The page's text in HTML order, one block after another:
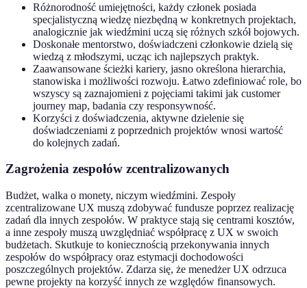
Różnorodność umiejętności, każdy członek posiada
specjalistyczną wiedzę niezbędną w konkretnych projektach,
analogicznie jak wiedźmini uczą się różnych szkół bojowych.
Doskonałe mentorstwo, doświadczeni członkowie dzielą się
wiedzą z młodszymi, ucząc ich najlepszych praktyk.
Zaawansowane ścieżki kariery, jasno określona hierarchia,
stanowiska i możliwości rozwoju. Łatwo zdefiniować role, bo
wszyscy są zaznajomieni z pojęciami takimi jak customer
journey map, badania czy responsywność.
Korzyści z doświadczenia, aktywne dzielenie się
doświadczeniami z poprzednich projektów wnosi wartość
do kolejnych zadań.
Zagrożenia zespołów zcentralizowanych
Budżet, walka o monety, niczym wiedźmini. Zespoły
zcentralizowane UX muszą zdobywać fundusze poprzez realizację
zadań dla innych zespołów. W praktyce stają się centrami kosztów,
a inne zespoły muszą uwzględniać współpracę z UX w swoich
budżetach. Skutkuje to koniecznością przekonywania innych
zespołów do współpracy oraz estymacji dochodowości
poszczególnych projektów. Zdarza się, że menedżer UX odrzuca
pewne projekty na korzyść innych ze względów finansowych.